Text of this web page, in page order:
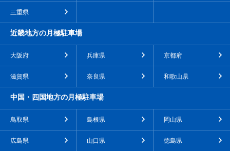
三重県
近畿地方の月極駐車場
大阪府 兵庫県 京都府
滋賀県 奈良県 和歌山県
中国・四国地方の月極駐車場
鳥取県 島根県 岡山県
広島県 山口県 徳島県